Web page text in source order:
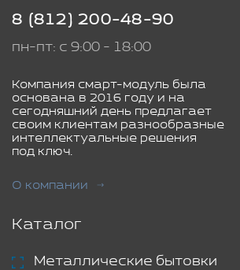
8 (812) 200-48-90
пн-пт: с 9:00 - 18:00
Компания смарт-модуль была
основана в 2016 году и на
сегодняшний день предлагает
своим клиентам разнообразные
интеллектуальные решения
под ключ.
О компании
Каталог
Металлические бытовки